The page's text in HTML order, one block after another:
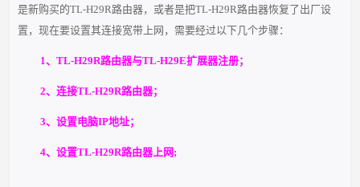
是新购买的TL-H29R路由器，或者是把TL-H29R路由器恢复了出厂设
置，现在要设置其连接宽带上网，需要经过以下几个步骤：
1、TL-H29R路由器与TL-H29E扩展器注册；
2、连接TL-H29R路由器；
3、设置电脑IP地址；
4、设置TL-H29R路由器上网;